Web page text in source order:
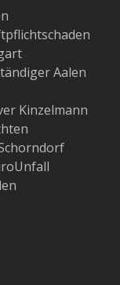
Aalen
Kinzelmann
Unfall